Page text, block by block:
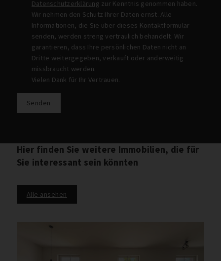
Datenschutzerklärung zur Kenntnis genommen haben.
Wir nehmen den Schutz Ihrer Daten ernst. Alle
Informationen, die Sie über dieses Kontaktformular
senden, werden streng vertraulich behandelt. Wir
garantieren, dass Ihre persönlichen Daten nicht an
Dritte weitergegeben, verkauft oder anderweitig
missbraucht werden.
Vielen Dank für Ihr Vertrauen.
Senden
Hier finden Sie weitere Immobilien, die für
Sie interessant sein könnten
Alle ansehen